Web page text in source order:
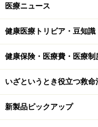
ることができます。
2. 2台使いで空気を流す
防犯しつつ窓を開けて
るように配置する方法
は窓を閉め、エアコン
3. タイマー設定や首振
医療ニュース
健康医療トリビア・豆知識
健康保険・医療費・医療制
いざというとき役立つ救命
新製品ピックアップ